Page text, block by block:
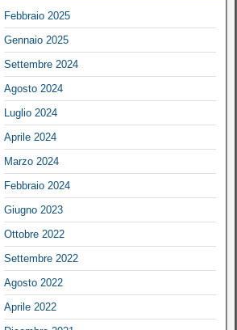
Febbraio 2025
Gennaio 2025
Settembre 2024
Agosto 2024
Luglio 2024
Aprile 2024
Marzo 2024
Febbraio 2024
Giugno 2023
Ottobre 2022
Settembre 2022
Agosto 2022
Aprile 2022